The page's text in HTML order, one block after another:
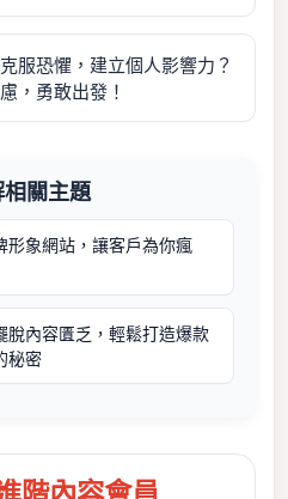
服恐懼，建立個人影響力？
，勇敢出發！
關主題
形象網站，讓客戶為你瘋
脫內容匱乏，輕鬆打造爆款
秘密